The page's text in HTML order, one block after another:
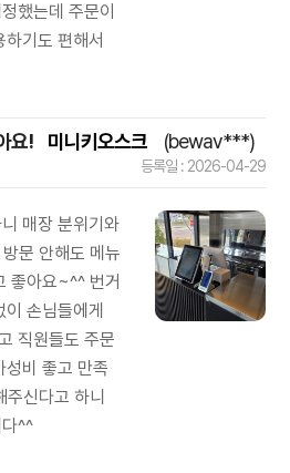
했는데 주문이
기도 편해서
요! 미니키오스크 (bewav***)
등록일 : 2026-04-29
매장 분위기와
문 안해도 메뉴
좋아요~^^ 번거
손님들에게
직원들도 주문
성비 좋고 만족
신다고 하니
^^